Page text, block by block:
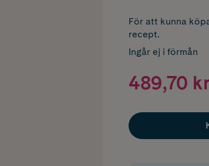
För att kunna
recept.
Ingår ej i förmån
489,70 kr